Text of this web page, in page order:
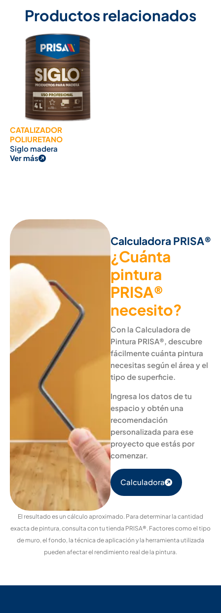
Productos relacionados
CATALIZADOR
POLIURETANO
Siglo madera
Ver más
Calculadora PRISA®
¿Cuánta
pintura
PRISA®
necesito?
Con la Calculadora de
Pintura PRISA®, descubre
fácilmente cuánta pintura
necesitas según el área y el
tipo de superficie.
Ingresa los datos de tu
espacio y obtén una
recomendación
personalizada para ese
proyecto que estás por
comenzar.
Calculadora
El resultado es un cálculo aproximado. Para determinar la cantidad
exacta de pintura, consulta con tu tienda PRISA®. Factores como el tipo
de muro, el fondo, la técnica de aplicación y la herramienta utilizada
pueden afectar el rendimiento real de la pintura.